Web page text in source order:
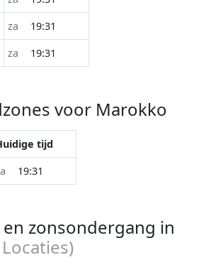
za
19:31
za 19:31
voor Marokko
tijd
19:31
zonsondergang in
Locaties)